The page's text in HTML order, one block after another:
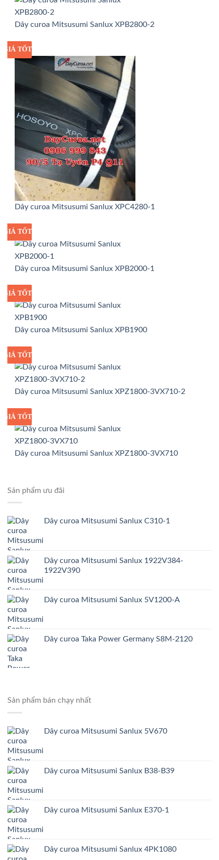
Dây curoa Mitsusumi Sanlux XPB2800-2
GIÁ SỈ
GIÁ TỐT
Dây curoa Mitsusumi Sanlux XPC4280-1
GIÁ SỈ
GIÁ TỐT
Dây curoa Mitsusumi Sanlux XPB2000-1
GIÁ SỈ
GIÁ TỐT
Dây curoa Mitsusumi Sanlux XPB1900
GIÁ SỈ
GIÁ TỐT
Dây curoa Mitsusumi Sanlux XPZ1800-3VX710-2
GIÁ SỈ
GIÁ TỐT
Dây curoa Mitsusumi Sanlux XPZ1800-3VX710
Sản phẩm ưu đãi
Dây curoa Mitsusumi Sanlux C310-1
Dây curoa Mitsusumi Sanlux 1922V384-
1922V390
Dây curoa Mitsusumi Sanlux 5V1200-A
Dây curoa Taka Power Germany S8M-2120
Sản phẩm bán chạy nhất
Dây curoa Mitsusumi Sanlux 5V670
Dây curoa Mitsusumi Sanlux B38-B39
Dây curoa Mitsusumi Sanlux E370-1
Dây curoa Mitsusumi Sanlux 4PK1080